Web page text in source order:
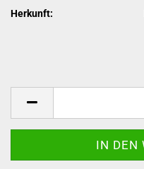
Herkunft: